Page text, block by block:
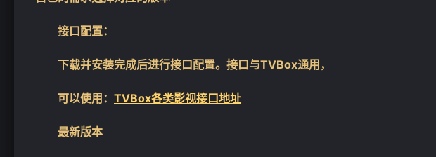
接口配置：
下载并安装完成后进行接口配置。接口与TVBox通用，
可以使用： TVBox各类影视接口地址
最新版本